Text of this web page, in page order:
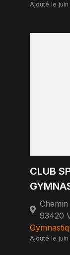
Ajouté le juin
CLUB
93420
Ajouté le juin